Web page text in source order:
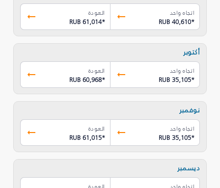
اتجاه واحد
RUB 40,610*
العودة
RUB 61,014*
أكتوبر
اتجاه واحد
RUB 35,105*
العودة
RUB 60,968*
نوفمبر
اتجاه واحد
RUB 35,105*
العودة
RUB 61,015*
ديسمبر